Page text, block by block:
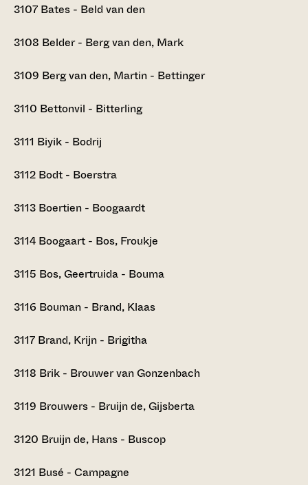
3107 Bates - Beld van den
3108 Belder - Berg van den, Mark
3109 Berg van den, Martin - Bettinger
3110 Bettonvil - Bitterling
3111 Biyik - Bodrij
3112 Bodt - Boerstra
3113 Boertien - Boogaardt
3114 Boogaart - Bos, Froukje
3115 Bos, Geertruida - Bouma
3116 Bouman - Brand, Klaas
3117 Brand, Krijn - Brigitha
3118 Brik - Brouwer van Gonzenbach
3119 Brouwers - Bruijn de, Gijsberta
3120 Bruijn de, Hans - Buscop
3121 Busé - Campagne